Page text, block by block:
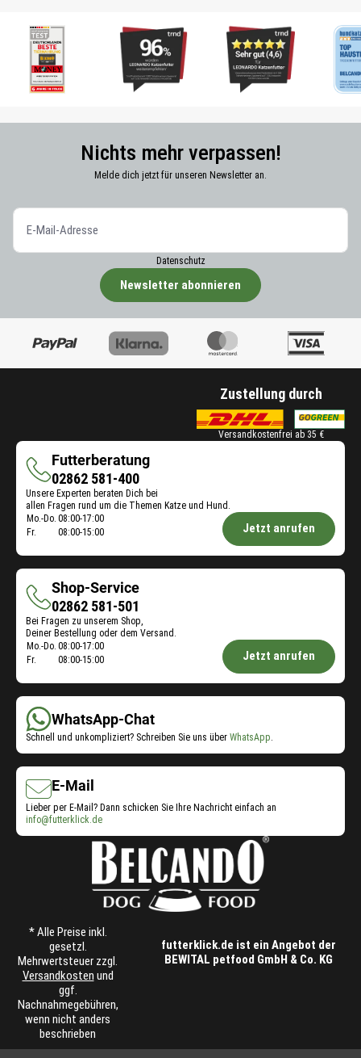
Nichts mehr verpassen!
Melde dich jetzt für unseren Newsletter an.
Datenschutz
Newsletter abonnieren
Zustellung durch
Versandkostenfrei ab 35 €
Futterberatung
Futterberatung
02862 581-400
Unsere Experten beraten Dich bei
allen Fragen rund um die Themen Katze und Hund.
Öffnungszeiten
Mo.-Do. 08:00-17:00
Fr.
08:00-15:00 Jetzt anrufen
Shop-Service
Shop-
Service
02862 581-501
Bei Fragen zu unserem Shop,
Deiner Bestellung oder dem Versand.
Öffnungszeiten
Service:
Mo.-Do. 08:00-17:00
Fr.
08:00-15:00 Jetzt anrufen
WhatsApp-Chat
Schnell und unkompliziert? Schreiben Sie uns über WhatsApp.
E-Mail
Lieber per E-Mail? Dann schicken Sie Ihre Nachricht einfach an
info@futterklick.de
* Alle Preise inkl.
gesetzl.
Mehrwertsteuer zzgl.
Versandkosten und
ggf.
Nachnahmegebühren,
wenn nicht anders
beschrieben
futterklick.de ist ein Angebot der
BEWITAL petfood GmbH & Co. KG